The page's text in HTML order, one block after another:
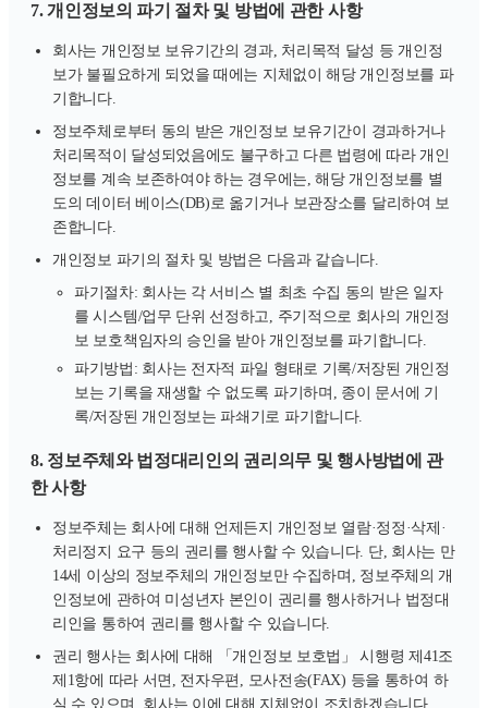
7. 개인정보의 파기 절차 및 방법에 관한 사항
회사는 개인정보 보유기간의 경과, 처리목적 달성 등 개인정
보가 불필요하게 되었을 때에는 지체없이 해당 개인정보를 파
기합니다.
정보주체로부터 동의 받은 개인정보 보유기간이 경과하거나
처리목적이 달성되었음에도 불구하고 다른 법령에 따라 개인
정보를 계속 보존하여야 하는 경우에는, 해당 개인정보를 별
도의 데이터 베이스(DB)로 옮기거나 보관장소를 달리하여 보
존합니다.
개인정보 파기의 절차 및 방법은 다음과 같습니다.
파기절차: 회사는 각 서비스 별 최초 수집 동의 받은 일자
를 시스템/업무 단위 선정하고, 주기적으로 회사의 개인정
보 보호책임자의 승인을 받아 개인정보를 파기합니다.
파기방법: 회사는 전자적 파일 형태로 기록/저장된 개인정
보는 기록을 재생할 수 없도록 파기하며, 종이 문서에 기
록/저장된 개인정보는 파쇄기로 파기합니다.
8. 정보주체와 법정대리인의 권리의무 및 행사방법에 관
한 사항
정보주체는 회사에 대해 언제든지 개인정보 열람·정정·삭제·
처리정지 요구 등의 권리를 행사할 수 있습니다. 단, 회사는 만
14세 이상의 정보주체의 개인정보만 수집하며, 정보주체의 개
인정보에 관하여 미성년자 본인이 권리를 행사하거나 법정대
리인을 통하여 권리를 행사할 수 있습니다.
권리 행사는 회사에 대해 「개인정보 보호법」 시행령 제41조
제1항에 따라 서면, 전자우편, 모사전송(FAX) 등을 통하여 하
실 수 있으며, 회사는 이에 대해 지체없이 조치하겠습니다.